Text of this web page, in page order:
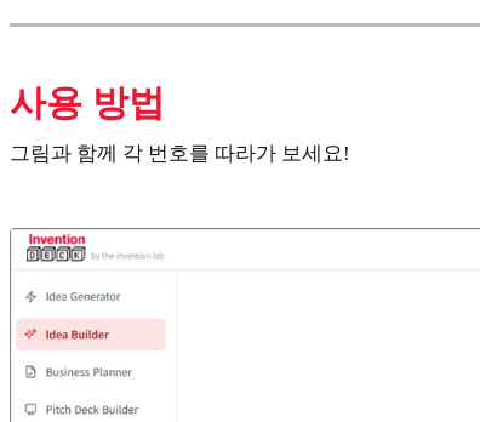
사용 방법
그림과 함께 각 번호를 따라가 보세요!